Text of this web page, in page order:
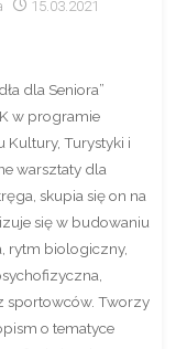
15.03.2021
dla Seniora”
w programie
Kultury, Turystyki i
warsztaty dla
skupia się on na
się w budowaniu
rytm biologiczny,
sportowców. Tworzy
o tematyce